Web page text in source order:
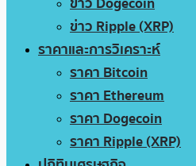
ข่าว Ripple (XRP)
ราคาและการวิเคราะห์
ราคา Bitcoin
ราคา Ethereum
ราคา Dogecoin
ราคา Ripple (XRP)